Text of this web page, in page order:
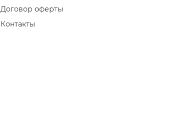
Договор оферты
Контакты